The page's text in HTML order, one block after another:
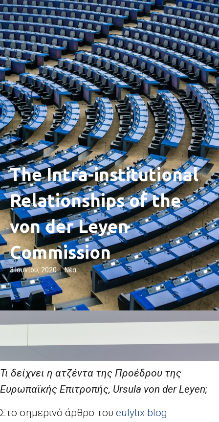
The Intra-institutional
Relationships of the
von der Leyen
Commission
3 Ιουνίου, 2020 Νέα
Τι δείχνει η ατζέντα της Προέδρου της
Ευρωπαϊκής Επιτροπής, Ursula von der Leyen;
Στο σημερινό άρθρο του eulytix blog